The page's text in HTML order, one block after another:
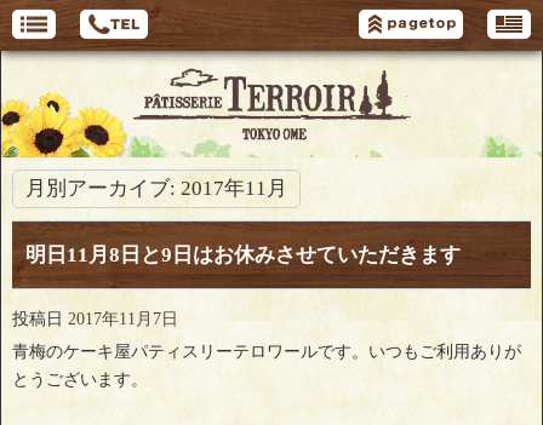
月別アーカイブ: 2017年11月
明日11月8日と9日はお休みさせていただきます
投稿日 2017年11月7日
青梅のケーキ屋パティスリーテロワールです。いつもご利用ありが
とうございます。